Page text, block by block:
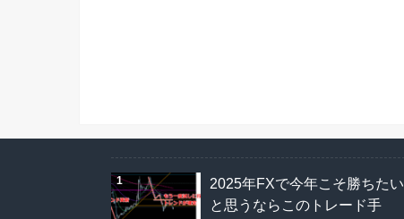
2025年FXで今年こそ勝ちたい
と思うならこのトレード手